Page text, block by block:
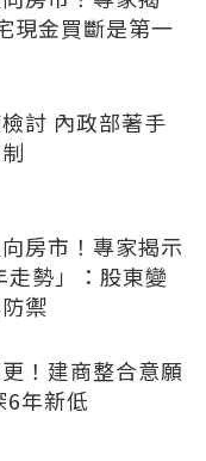
現金買斷是第一
討 內政部著手
房市！專家揭示
走勢」：股東變
禦
！建商整合意願
6年新低